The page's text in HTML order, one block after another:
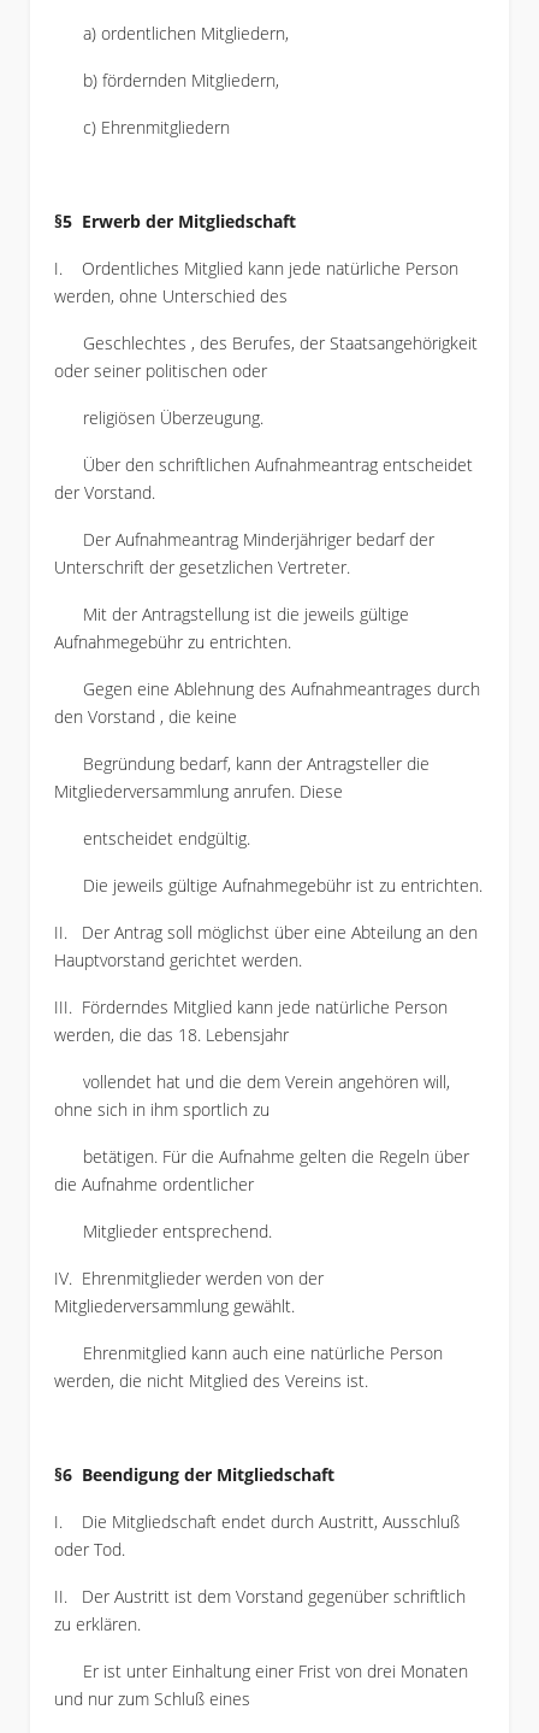
a) ordentlichen Mitgliedern,
b) fördernden Mitgliedern,
c) Ehrenmitgliedern
§5 Erwerb der Mitgliedschaft
I. Ordentliches Mitglied kann jede natürliche Person
werden, ohne Unterschied des
Geschlechtes , des Berufes, der Staatsangehörigkeit
oder seiner politischen oder
religiösen Überzeugung.
Über den schriftlichen Aufnahmeantrag entscheidet
der Vorstand.
Der Aufnahmeantrag Minderjähriger bedarf der
Unterschrift der gesetzlichen Vertreter.
Mit der Antragstellung ist die jeweils gültige
Aufnahmegebühr zu entrichten.
Gegen eine Ablehnung des Aufnahmeantrages durch
den Vorstand , die keine
Begründung bedarf, kann der Antragsteller die
Mitgliederversammlung anrufen. Diese
entscheidet endgültig.
Die jeweils gültige Aufnahmegebühr ist zu entrichten.
II. Der Antrag soll möglichst über eine Abteilung an den
Hauptvorstand gerichtet werden.
III. Förderndes Mitglied kann jede natürliche Person
werden, die das 18. Lebensjahr
vollendet hat und die dem Verein angehören will,
ohne sich in ihm sportlich zu
betätigen. Für die Aufnahme gelten die Regeln über
die Aufnahme ordentlicher
Mitglieder entsprechend.
IV. Ehrenmitglieder werden von der
Mitgliederversammlung gewählt.
Ehrenmitglied kann auch eine natürliche Person
werden, die nicht Mitglied des Vereins ist.
§6 Beendigung der Mitgliedschaft
I. Die Mitgliedschaft endet durch Austritt, Ausschluß
oder Tod.
II. Der Austritt ist dem Vorstand gegenüber schriftlich
zu erklären.
Er ist unter Einhaltung einer Frist von drei Monaten
und nur zum Schluß eines